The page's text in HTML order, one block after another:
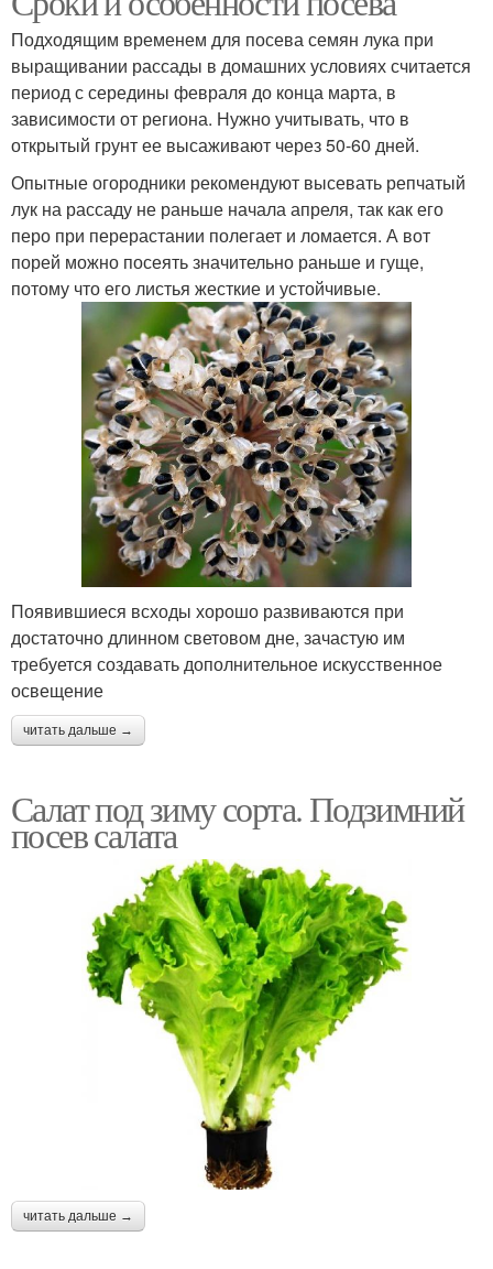
Подходящим временем для посева семян лука при
выращивании рассады в домашних условиях считается
период с середины февраля до конца марта, в
зависимости от региона. Нужно учитывать, что в
открытый грунт ее высаживают через 50-60 дней.
Опытные огородники рекомендуют высевать репчатый
лук на рассаду не раньше начала апреля, так как его
перо при перерастании полегает и ломается. А вот
порей можно посеять значительно раньше и гуще,
потому что его листья жесткие и устойчивые.
Появившиеся всходы хорошо развиваются при
достаточно длинном световом дне, зачастую им
требуется создавать дополнительное искусственное
освещение
читать дальше →
Салат под зиму сорта. Подзимний
посев салата
читать дальше →